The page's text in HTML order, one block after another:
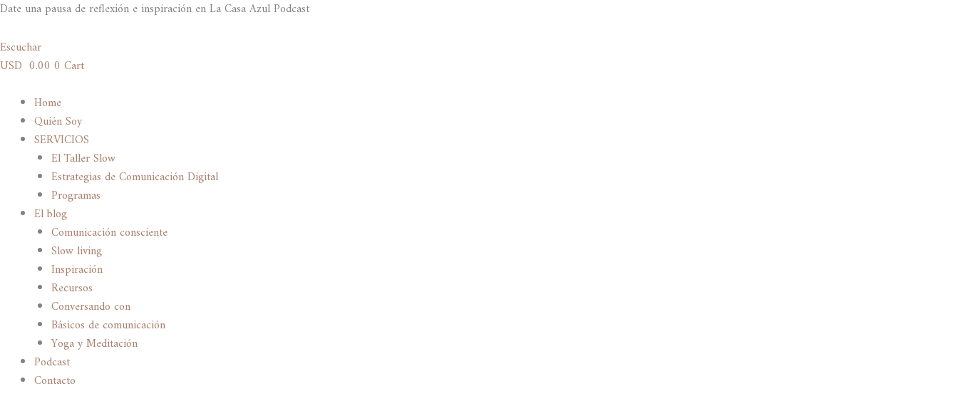
Ir
contenido
Date una pausa de reflexión e inspiración en La Casa Azul Podcast
Escuchar
USD 0.00 0 Cart
Home
Quién Soy
SERVICIOS
El Taller Slow
Estrategias de Comunicación Digital
Programas
El blog
Comunicación consciente
Slow living
Inspiración
Recursos
Conversando con
Básicos de comunicación
Yoga y Meditación
Podcast
Contacto